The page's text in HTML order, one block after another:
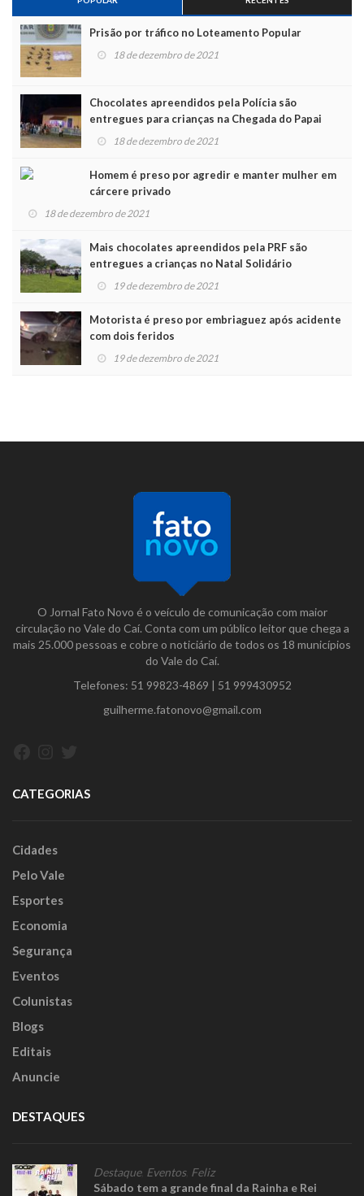
Prisão por tráfico no Loteamento Popular
18 de dezembro de 2021
Chocolates apreendidos pela Polícia são
entregues para crianças na Chegada do Papai
Noel 18 de dezembro de 2021
Homem é preso por agredir e manter mulher em
cárcere privado
18 de dezembro de 2021
Mais chocolates apreendidos pela PRF são
entregues a crianças no Natal Solidário
19 de dezembro de 2021
Motorista é preso por embriaguez após acidente
com dois feridos
19 de dezembro de 2021
O Jornal Fato Novo é o veículo de comunicação com maior
circulação no Vale do Caí. Conta com um público leitor que chega a
mais 25.000 pessoas e cobre o noticiário de todos os 18 municípios
do Vale do Caí.
Telefones: 51 99823-4869 | 51 999430952
guilherme.fatonovo@gmail.com
CATEGORIAS
Cidades
Pelo Vale
Esportes
Economia
Segurança
Eventos
Colunistas
Blogs
Editais
Anuncie
DESTAQUES
Destaque, Eventos, Feliz
Sábado tem a grande final da Rainha e Rei